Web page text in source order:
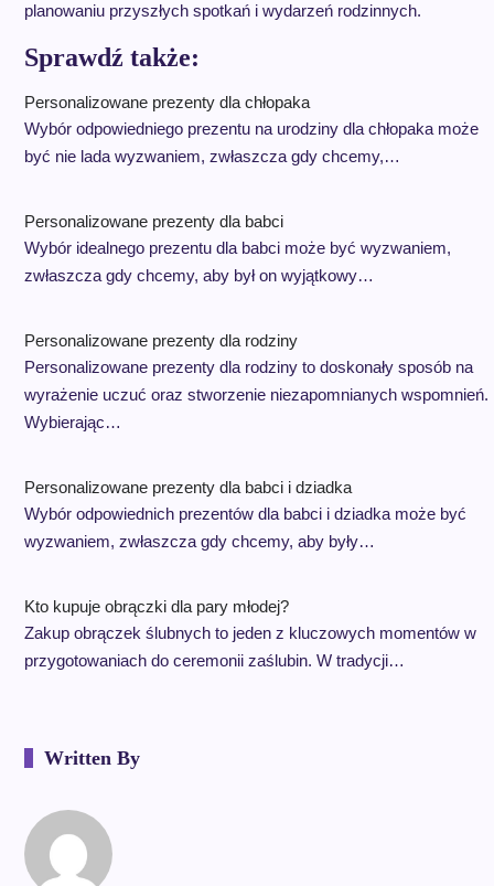
planowaniu przyszłych spotkań i wydarzeń rodzinnych.
Sprawdź także:
Personalizowane prezenty dla chłopaka
Wybór odpowiedniego prezentu na urodziny dla chłopaka może
być nie lada wyzwaniem, zwłaszcza gdy chcemy,…
Personalizowane prezenty dla babci
Wybór idealnego prezentu dla babci może być wyzwaniem,
zwłaszcza gdy chcemy, aby był on wyjątkowy…
Personalizowane prezenty dla rodziny
Personalizowane prezenty dla rodziny to doskonały sposób na
wyrażenie uczuć oraz stworzenie niezapomnianych wspomnień.
Wybierając…
Personalizowane prezenty dla babci i dziadka
Wybór odpowiednich prezentów dla babci i dziadka może być
wyzwaniem, zwłaszcza gdy chcemy, aby były…
Kto kupuje obrączki dla pary młodej?
Zakup obrączek ślubnych to jeden z kluczowych momentów w
przygotowaniach do ceremonii zaślubin. W tradycji…
Written By